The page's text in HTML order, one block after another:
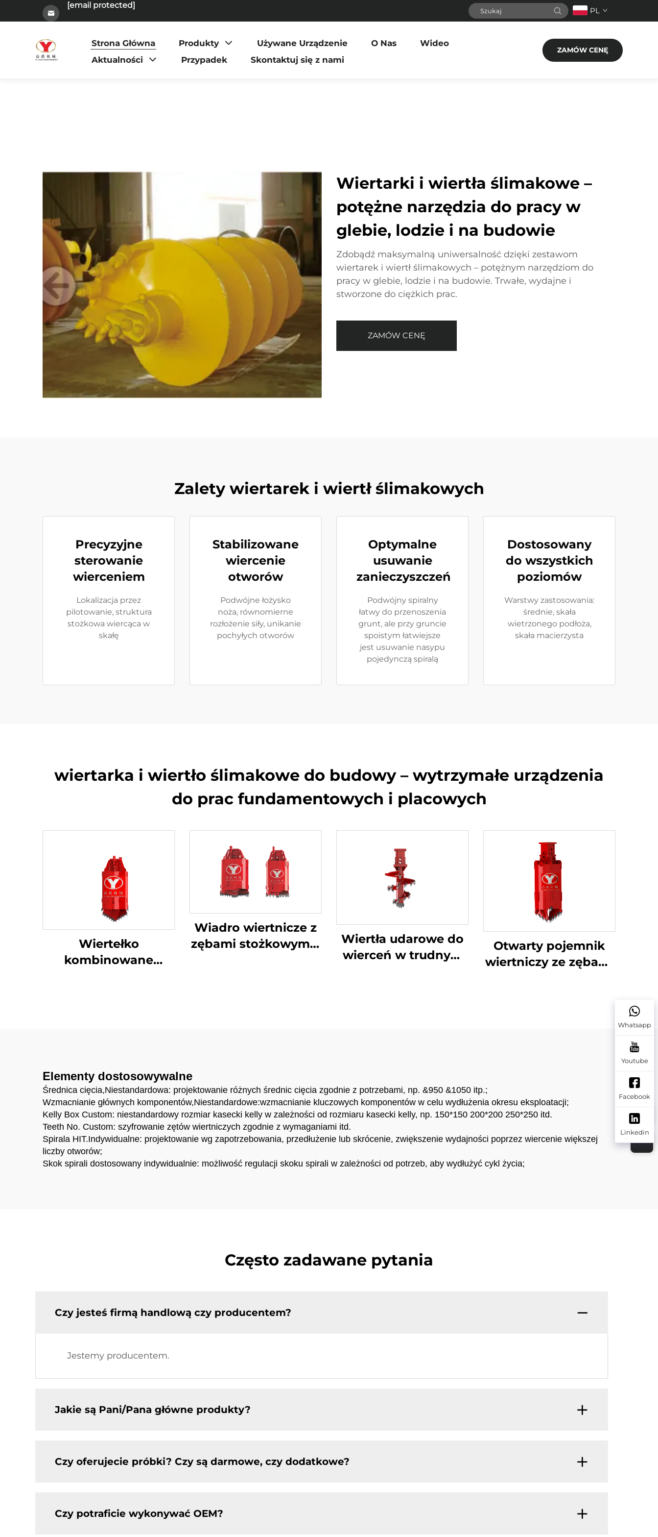
[email protected]
PL
Strona Główna Produkty Używane Urządzenie O Nas
Wideo
Aktualności
Przypadek Skontaktuj się z nami
ZAMÓW CENĘ
Wiertarki i wiertła ślimakowe –
potężne narzędzia do pracy w
glebie, lodzie i na budowie
Zdobądź maksymalną uniwersalność dzięki zestawom
wiertarek i wiertł ślimakowych – potężnym narzędziom do
pracy w glebie, lodzie i na budowie. Trwałe, wydajne i
stworzone do ciężkich prac.
ZAMÓW CENĘ
Zalety wiertarek i wiertł ślimakowych
Precyzyjne
sterowanie
wierceniem
Lokalizacja przez
pilotowanie, struktura
stożkowa wiercąca w
skałę
Stabilizowane
wiercenie
otworów
Podwójne łożysko
noża, równomierne
rozłożenie siły, unikanie
pochyłych otworów
Optymalne
usuwanie
zanieczyszczeń
Podwójny spiralny
łatwy do przenoszenia
grunt, ale przy gruncie
spoistym łatwiejsze
jest usuwanie nasypu
pojedynczą spiralą
Dostosowany
do wszystkich
poziomów
Warstwy zastosowania:
średnie, skała
wietrzonego podłoża,
skała macierzysta
wiertarka i wiertło ślimakowe do budowy – wytrzymałe urządzenia
do prac fundamentowych i placowych
Wiertełko
kombinowane
Wiadro wiertnicze z
zębami stożkowymi i
Wiertła udarowe do
wierceń w trudnym
Otwarty pojemnik
wiertniczy ze zębami
Elementy dostosowywalne
Średnica cięcia,Niestandardowa: projektowanie różnych średnic cięcia zgodnie z potrzebami, np. &950 &1050 itp.;
Wzmacnianie głównych komponentów,Niestandardowe:wzmacnianie kluczowych komponentów w celu wydłużenia okresu eksploatacji;
Kelly Box Custom: niestandardowy rozmiar kasecki kelly w zależności od rozmiaru kasecki kelly, np. 150*150 200*200 250*250 itd.
Teeth No. Custom: szyfrowanie zętów wiertniczych zgodnie z wymaganiami itd.
Spirala HIT.Indywidualne: projektowanie wg zapotrzebowania, przedłużenie lub skrócenie, zwiększenie wydajności poprzez wiercenie większej
liczby otworów;
Skok spirali dostosowany indywidualnie: możliwość regulacji skoku spirali w zależności od potrzeb, aby wydłużyć cykl życia;
Często zadawane pytania
Czy jesteś firmą handlową czy producentem?
Jestemy producentem.
Jakie są Pani/Pana główne produkty?
Czy oferujecie próbki? Czy są darmowe, czy dodatkowe?
Czy potraficie wykonywać OEM?
Whatsapp
Youtube
Facebook
Linkedin